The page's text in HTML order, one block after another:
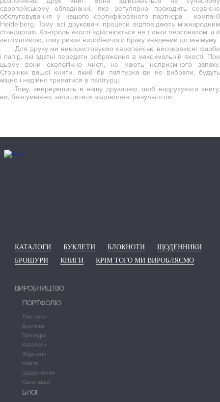
європейському обладнанні, яке регулярно проходить сервісне
обслуговування у нашого сертифікованого партнера - компанії
Heidelberg. Тому всі друковані процеси відповідають міжнародним
стандартам. Контроль якості здійснюється не тільки персоналом, а й
автоматикою, тому ризик виробничого браку зведений до мінімуму.
Для друку ми використовуємо європейські високоякісні фарби
і папір, які здатні передати зображення в максимальній якості. При
цьому вони екологічно чисті, не мають неприємного запаху.
Сторінки вашої книги, який би палітурка ви не вибрали, будуть
міцно і надійно триматися в палітурці.
Тому, звернувшись в нашу друкарню, щоб надрукувати книгу,
ви, безсумнівно, залишитеся задоволені результатом.
КАТАЛОГИ БУКЛЕТИ БЛОКНОТИ
ЩОДЕННИКИ
БРОШУРИ
КНИГИ КРІМ ТОГО МИ ВИРОБЛЯЄМО
ВИРОБНИЦТВО
ПОРТФОЛІО
Листівки
Буклети
Брошури
Каталоги
Журнали
Книги
Щоденники
Календарі
БЛОГ